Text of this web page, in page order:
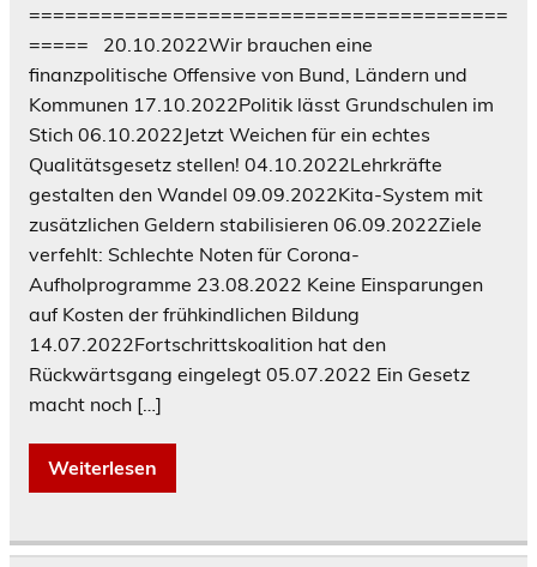
========================================
===== 20.10.2022Wir brauchen eine
finanzpolitische Offensive von Bund, Ländern und
Kommunen 17.10.2022Politik lässt Grundschulen im
Stich 06.10.2022Jetzt Weichen für ein echtes
Qualitätsgesetz stellen! 04.10.2022Lehrkräfte
gestalten den Wandel 09.09.2022Kita-System mit
zusätzlichen Geldern stabilisieren 06.09.2022Ziele
verfehlt: Schlechte Noten für Corona-
Aufholprogramme 23.08.2022 Keine Einsparungen
auf Kosten der frühkindlichen Bildung
14.07.2022Fortschrittskoalition hat den
Rückwärtsgang eingelegt 05.07.2022 Ein Gesetz
macht noch […]
Weiterlesen